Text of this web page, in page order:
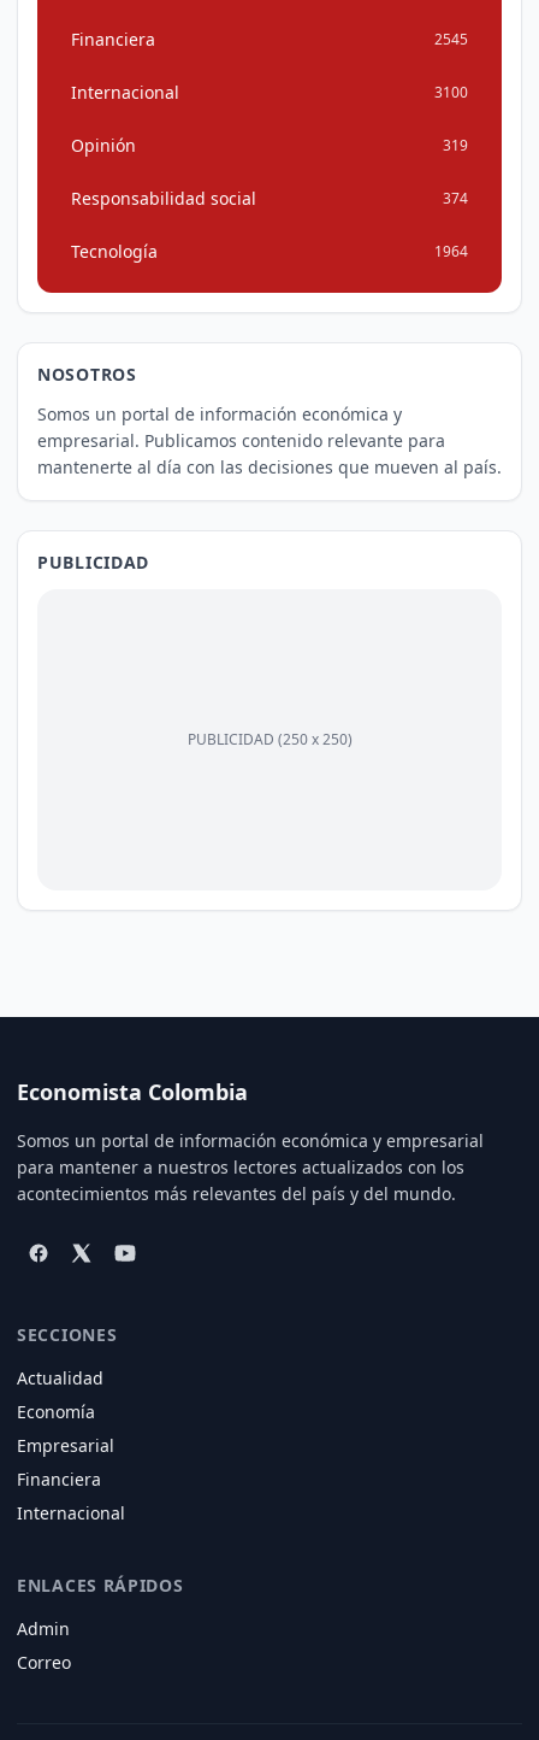
Financiera 2545
Internacional 3100
Opinión 319
Responsabilidad social 374
Tecnología 1964
NOSOTROS
Somos un portal de información económica y
empresarial. Publicamos contenido relevante para
mantenerte al día con las decisiones que mueven al país.
PUBLICIDAD
PUBLICIDAD (250 x 250)
Economista Colombia
Somos un portal de información económica y empresarial
para mantener a nuestros lectores actualizados con los
acontecimientos más relevantes del país y del mundo.
SECCIONES
Actualidad
Economía
Empresarial
Financiera
Internacional
ENLACES RÁPIDOS
Admin
Correo